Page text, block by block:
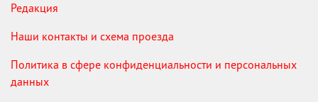
Редакция
Наши контакты и схема проезда
Политика в сфере конфиденциальности и персональных
данных